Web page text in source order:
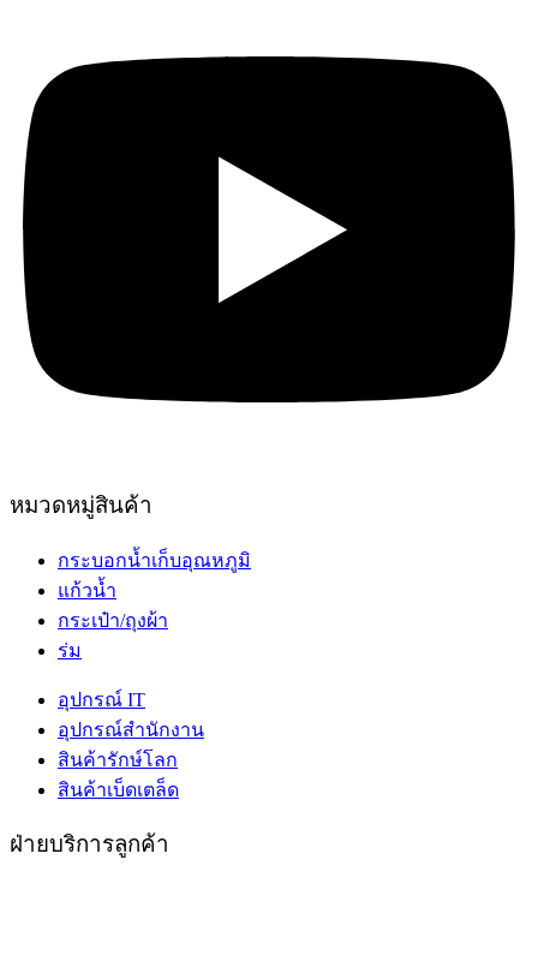
หมวดหมู่สินค้า
กระบอกน้ำเก็บอุณหภูมิ
แก้วน้ำ
กระเป๋า/ถุงผ้า
ร่ม
อุปกรณ์ IT
อุปกรณ์สำนักงาน
สินค้ารักษ์โลก
สินค้าเบ็ดเตล็ด
ฝ่ายบริการลูกค้า